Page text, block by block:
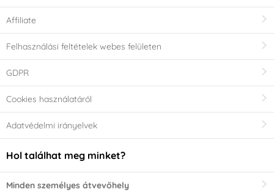
Affiliate
Felhasználási feltételek webes felületen
GDPR
Cookies használatáról
Adatvédelmi irányelvek
Hol találhat meg minket?
Minden személyes átvevőhely